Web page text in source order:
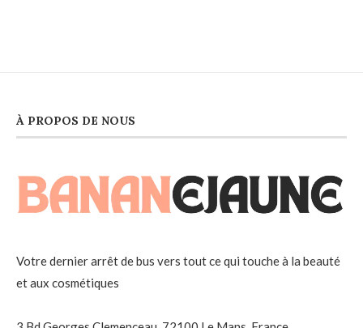
À PROPOS DE NOUS
Votre dernier arrêt de bus vers tout ce qui touche à la beauté
et aux cosmétiques